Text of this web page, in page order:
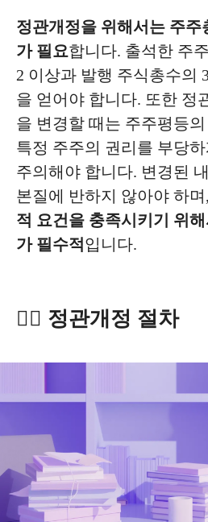
정관개정을 위해서는 주주
가 필요합니다. 출석한 주
2 이상과 발행 주식총수의
을 얻어야 합니다. 또한 정
을 변경할 때는 주주평등
특정 주주의 권리를 부당
주의해야 합니다. 변경된
본질에 반하지 않아야 하
적 요건을 충족시키기 위
가 필수적입니다.
✍🏻 정관개정 절차